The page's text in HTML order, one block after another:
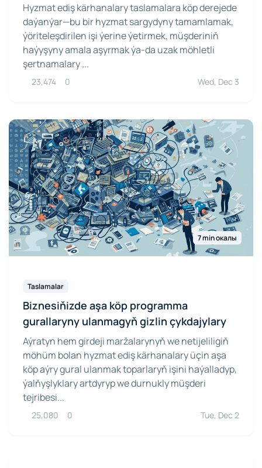
Hyzmat ediş kärhanalary taslamalara köp derejede
daýanýar—bu bir hyzmat sargydyny tamamlamak,
ýöriteleşdirilen işi ýerine ýetirmek, müşderiniň
haýyşyny amala aşyrmak ýa-da uzak möhletli
şertnamalary ...
23,474 0 Wed, Dec 3
7 min окалы
Taslamalar
Biznesiňizde aşa köp programma
gurallaryny ulanmagyň gizlin çykdajylary
Aýratyn hem girdeji maržalarynyň we netijeliligiň
möhüm bolan hyzmat ediş kärhanalary üçin aşa
köp aýry gural ulanmak toparlaryň işini haýalladyp,
ýalňyşlyklary artdyryp we durnukly müşderi
tejribesi...
25,080 0 Tue, Dec 2